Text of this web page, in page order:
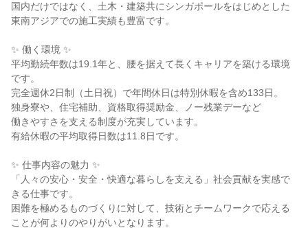
国内だけではなく、土木・建築共にシンガポールをはじめとした
東南アジアでの施工実績も豊富です。
✨ 働く環境 ✨
平均勤続年数は19.1年と、腰を据えて長くキャリアを築ける環境
です。
完全週休2日制（土日祝）で年間休日は特別休暇を含め133日。
独身寮や、住宅補助、資格取得奨励金、ノー残業デーなど
働きやすさを支える制度が充実しています。
有給休暇の平均取得日数は11.8日です。
✨ 仕事内容の魅力 ✨
「人々の安心・安全・快適な暮らしを支える」社会貢献を実感で
きる仕事です。
困難を極めるものづくりに対して、技術とチームワークで応える
ことが何よりのやりがいとなります。